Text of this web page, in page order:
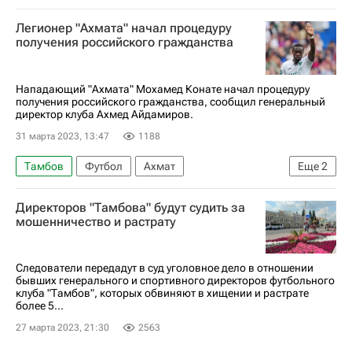
Международная федерация футбола (ФИФА)
Кубань
Вокруг спорта
Легионер "Ахмата" начал процедуру
получения российского гражданства
Нападающий "Ахмата" Мохамед Конате начал процедуру
получения российского гражданства, сообщил генеральный
директор клуба Ахмед Айдамиров.
31 марта 2023, 13:47 1188
Еще2
Тамбов Футбол
Ахмат
Мохамед Конате
Урал
Директоров "Тамбова" будут судить за
мошенничество и растрату
Следователи передадут в суд уголовное дело в отношении
бывших генерального и спортивного директоров футбольного
клуба "Тамбов", которых обвиняют в хищении и растрате
более 5...
27 марта 2023, 21:30 2563